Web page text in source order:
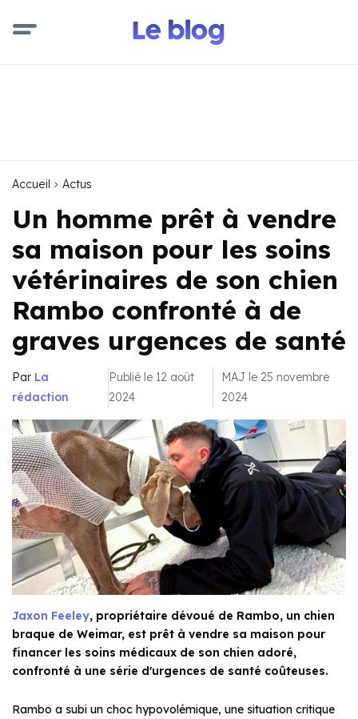
Accueil Actus
Un homme prêt à vendre
sa maison pour les soins
vétérinaires de son chien
Rambo confronté à de
graves urgences de santé
Par La
rédaction
Publié le 12 août
2024
MAJ le 25 novembre
2024
Jaxon Feeley, propriétaire dévoué de Rambo, un chien
braque de Weimar, est prêt à vendre sa maison pour
financer les soins médicaux de son chien adoré,
confronté à une série d'urgences de santé coûteuses.
Rambo a subi un choc hypovolémique, une situation critique